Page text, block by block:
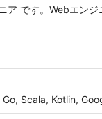
です。Webエンジ
Scala, Kotlin,